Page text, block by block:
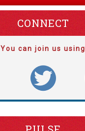
CONNECT
You can join us using